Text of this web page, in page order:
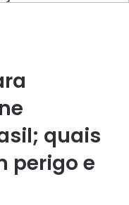
quais
perigo e